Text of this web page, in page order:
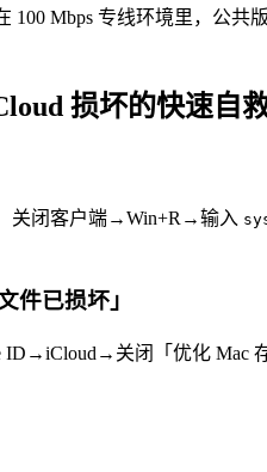
100 Mbps 专线环境里，公共
损坏的快速自
关闭客户端→Win+R→输入
件已损坏」
关闭「优化 Mac